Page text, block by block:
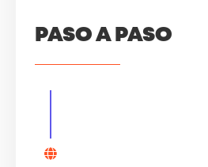
PASO A PASO